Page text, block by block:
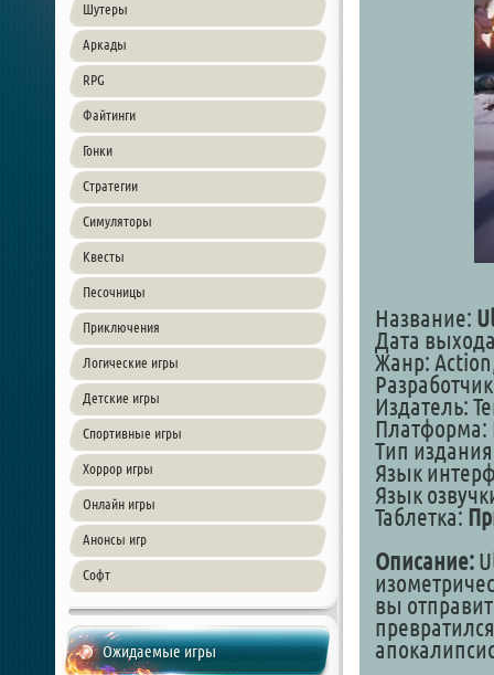
Шутеры
Аркады
RPG
Файтинги
Гонки
Стратегии
Симуляторы
Квесты
Песочницы
Приключения
Логические игры
Детские игры
Спортивные игры
Хоррор игры
Онлайн игры
Анонсы игр
Софт
Ожидаемые игры
Название:
Дата
Жанр:
Издатель:
Платформа:
Тип
Язык
Язык
Таблетка:
Описание:
вы